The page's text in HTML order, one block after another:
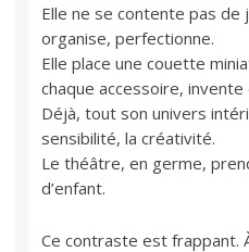
Elle ne se contente pas de
organise, perfectionne.
Elle place une couette
chaque accessoire,
Déjà, tout son univers
sensibilité, la créativité.
Le théâtre, en germe,
d’enfant.
Ce contraste est frappant.